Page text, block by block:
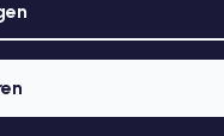
EINKAUF